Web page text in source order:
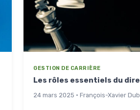
GESTION DE CARRIÈRE
Les rôles essentiels du
24 mars 2025 · François-Xavier